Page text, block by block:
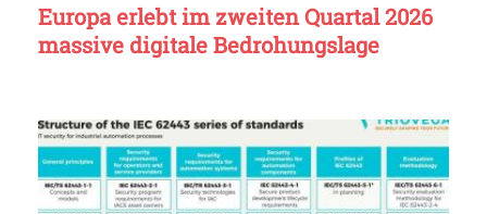
Europa erlebt im zweiten Quartal 2026
massive digitale Bedrohungslage